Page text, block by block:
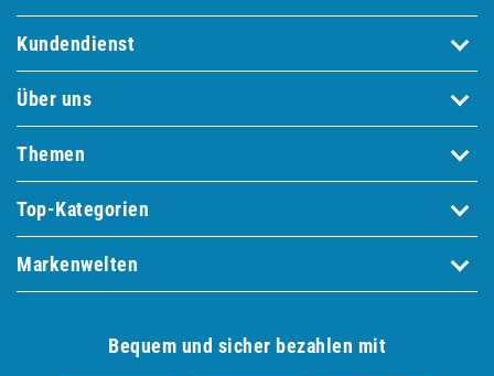
Kundendienst
Über uns
Themen
Top-Kategorien
Markenwelten
Bequem und sicher bezahlen mit